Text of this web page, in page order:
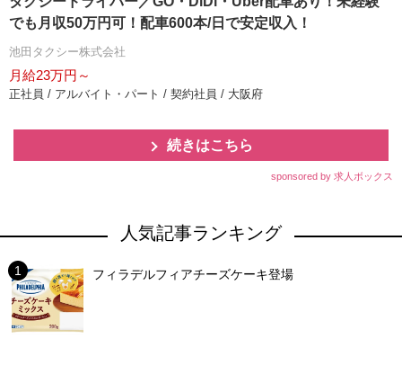
でも月収50万円可！配車600本/日で安定収入！
池田タクシー株式会社
月給23万円～
正社員 / アルバイト・パート / 契約社員 / 大阪府
続きはこちら
sponsored by 求人ボックス
人気記事ランキング
フィラデルフィアチーズケーキ登場